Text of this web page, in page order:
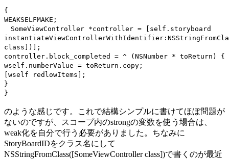
{
WEAKSELFMAKE;
SomeViewController *controller = [self.storyboard
class])];
controller.block_completed = ^ (NSNumber * toReturn) {
wself.numberValue = toReturn.copy;
[wself redlowItems];
}
}
のような感じです。これで結構シンプルに書けてほぼ問題が
ないのですが、スコープ内のstrongの変数を使う場合は、
weak化を自分で行う必要がありました。ちなみに
StoryBoardIDをクラス名にして
NSStringFromClass([SomeViewController class])で書くのが最近